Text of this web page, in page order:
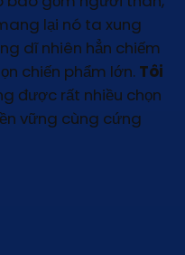
lại nó ta xung
dĩ nhiên hẳn chiếm
chiến phẩm lớn. Tôi
được rất nhiều chọn
vững cùng cứng